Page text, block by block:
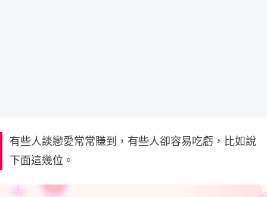
有些人談戀愛常常賺到，有些人卻容易吃虧，比如說
下面這幾位。